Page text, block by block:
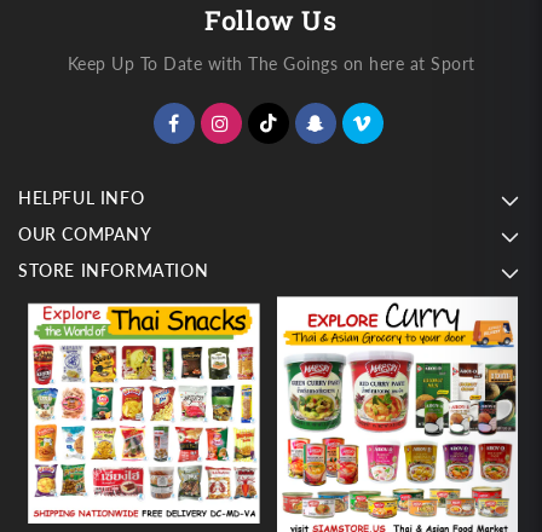
Follow Us
Keep Up To Date with The Goings on here at Sport
HELPFUL INFO
OUR COMPANY
STORE INFORMATION